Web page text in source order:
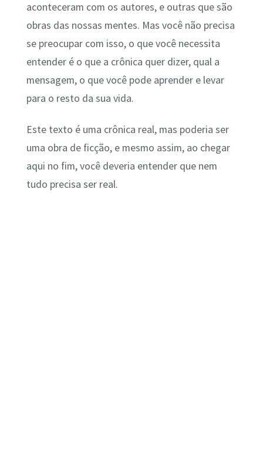
aconteceram com os autores, e outras que são
obras das nossas mentes. Mas você não precisa
se preocupar com isso, o que você necessita
entender é o que a crônica quer dizer, qual a
mensagem, o que você pode aprender e levar
para o resto da sua vida.
Este texto é uma crônica real, mas poderia ser
uma obra de ficção, e mesmo assim, ao chegar
aqui no fim, você deveria entender que nem
tudo precisa ser real.